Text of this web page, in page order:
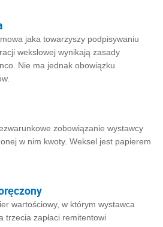
jaka towarzyszy podpisywaniu
wekslowej wynikają zasady
Nie ma jednak obowiązku
zobowiązanie wystawcy
w nim kwoty. Weksel jest papierem
wartościowy, w którym wystawca
trzecia zapłaci remitentowi